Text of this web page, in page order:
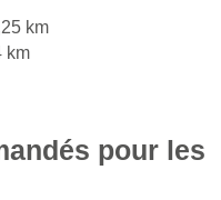
km
km
pour les